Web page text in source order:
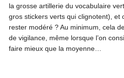
la grosse artillerie du vocabulaire
gros stickers verts qui clignotent), et
rester modéré ? Au minimum, cela
de vigilance, même lorsque l’on
faire mieux que la moyenne…